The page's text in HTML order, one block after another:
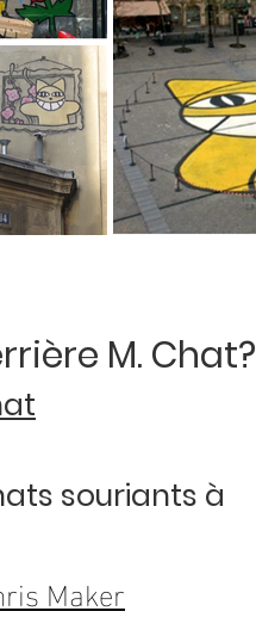
M. Chat?
souriants à
Maker